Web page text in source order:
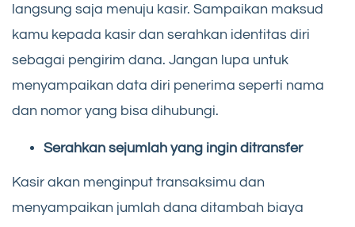
langsung saja menuju kasir. Sampaikan maksud
kamu kepada kasir dan serahkan identitas diri
sebagai pengirim dana. Jangan lupa untuk
menyampaikan data diri penerima seperti nama
dan nomor yang bisa dihubungi.
Serahkan sejumlah yang ingin ditransfer
Kasir akan menginput transaksimu dan
menyampaikan jumlah dana ditambah biaya